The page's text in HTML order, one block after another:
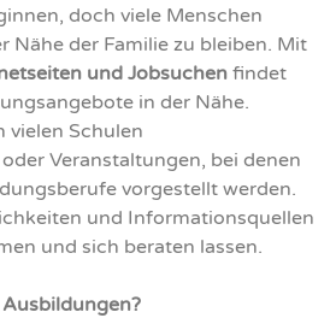
doch viele Menschen
Nähe der Familie zu bleiben. Mit
und Jobsuchen findet
in der Nähe.
vielen Schulen
Veranstaltungen, bei denen
vorgestellt werden.
und Informationsquellen
und sich beraten lassen.